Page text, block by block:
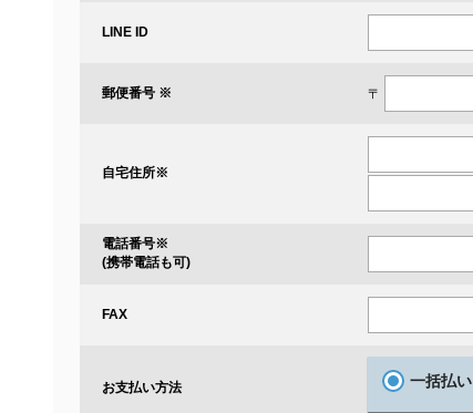
LINE ID
郵便番号 ※ 〒
自宅住所※
電話番号※
(携帯電話も可)
FAX
お支払い方法 一括払い